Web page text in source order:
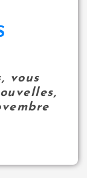
vous